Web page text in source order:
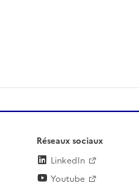
Réseaux sociaux
LinkedIn
Youtube